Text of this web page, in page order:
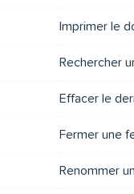
Imprimer le
Rechercher
Effacer le
Fermer une
Renommer